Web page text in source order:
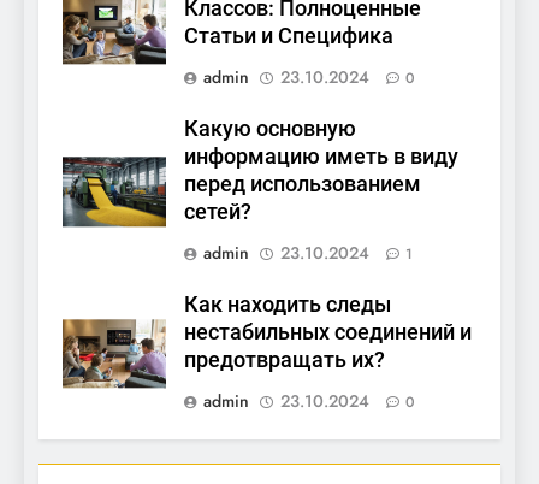
Классов: Полноценные
Статьи и Специфика
admin
23.10.2024 0
Какую основную
информацию иметь в виду
перед использованием
сетей?
admin
23.10.2024 1
Как находить следы
нестабильных соединений и
предотвращать их?
admin
23.10.2024 0